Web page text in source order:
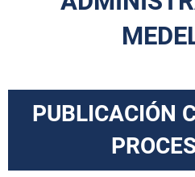
PUBLICACIÓN